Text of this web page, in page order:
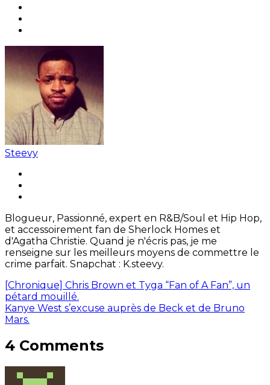
Steevy
Blogueur, Passionné, expert en R&B/Soul et Hip Hop,
et accessoirement fan de Sherlock Homes et
d'Agatha Christie. Quand je n'écris pas, je me
renseigne sur les meilleurs moyens de commettre le
crime parfait. Snapchat : K.steevy.
[Chronique] Chris Brown et Tyga “Fan of A Fan”, un
pétard mouillé.
Kanye West s’excuse auprès de Beck et de Bruno
Mars.
4 Comments